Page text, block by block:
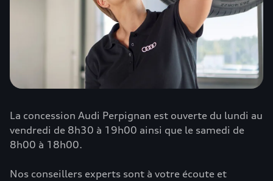
La concession Audi Perpignan est ouverte du lundi au
vendredi de 8h30 à 19h00 ainsi que le samedi de
8h00 à 18h00.
Nos conseillers experts sont à votre écoute et